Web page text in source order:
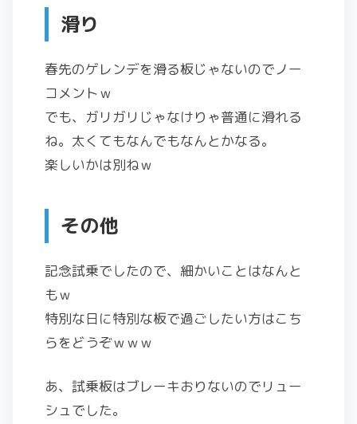
滑り
春先のゲレンデを滑る板じゃないのでノー
コメントｗ
でも、ガリガリじゃなけりゃ普通に滑れる
ね。太くてもなんでもなんとかなる。
楽しいかは別ねｗ
その他
記念試乗でしたので、細かいことはなんと
もｗ
特別な日に特別な板で過ごしたい方はこち
らをどうぞｗｗｗ
あ、試乗板はブレーキおりないのでリュー
シュでした。